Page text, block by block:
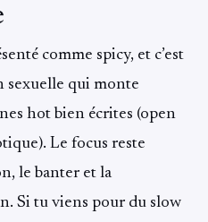
comme spicy, et c’est
sexuelle qui monte
hot bien écrites (open
Le focus reste
le banter et la
Si tu viens pour du slow